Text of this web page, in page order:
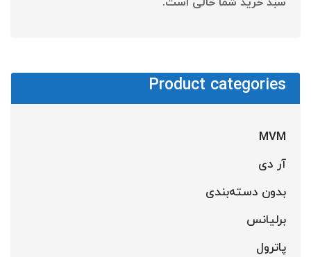
Product categories
MVM
آر دی
بدون دسته‌بندی
برلیانس
پاترول